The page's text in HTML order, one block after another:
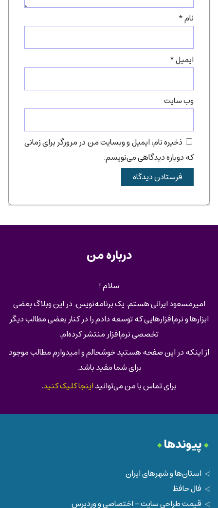
نام*
ایمیل*
وب‌ سایت
ذخیره نام، ایمیل و وبسایت من در مرورگر برای زمانی
که دوباره دیدگاهی می‌نویسم.
درباره من
سلام !
امیرمسعود ایرانی هستم. یک برنامه‌نویس. در این وبلاگ بعضی
ابزارها و نرم‌افزارهایی که توسعه دادم را در کنار بعضی مطالب دیگر
تخصصی نرم‌افزار منتشر کرده‌ام.
از اینکه در این صفحه هستید خوشحالم و امیدوارم مطالب موجود
برای شما مفید باشد.
برای تماس با من می‌توانیداینجا کلیک کنید.
پیوندها
استان‌ها و شهرهای ایران
فال حافظ
قیمت طراحی سایت - اختصاصی و وردپرس